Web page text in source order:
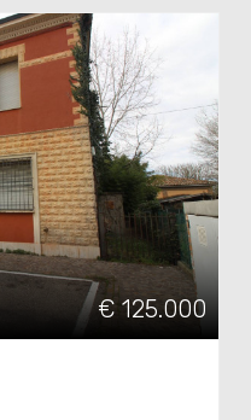
€ 125.000